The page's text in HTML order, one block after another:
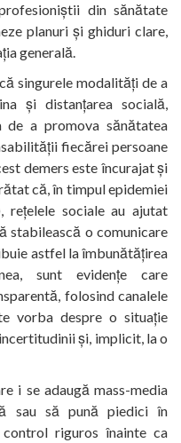
din sănătate
planuri și ghiduri clare,
generală.
singurele modalități de a
și distanțarea socială,
a promova sănătatea
fiecărei persoane
demers este încurajat și
că, în timpul epidemiei
sociale au ajutat
stabilească o comunicare
astfel la îmbunătățirea
sunt evidențe care
folosind canalele
vorba despre o situație
și, implicit, la o
i se adaugă mass-media
sau să pună piedici în
control riguros înainte ca